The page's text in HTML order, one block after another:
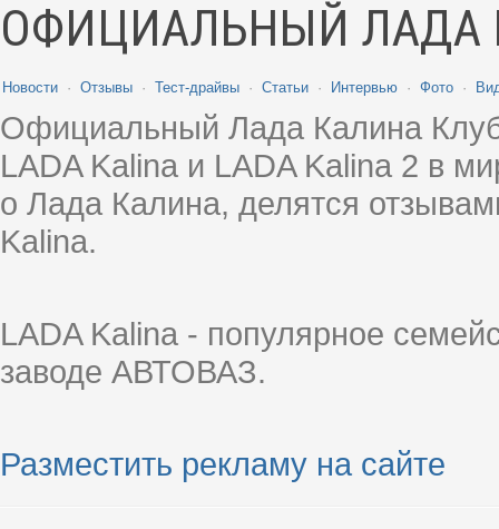
ОФИЦИАЛЬНЫЙ ЛАДА
Новости · Отзывы · Тест-драйвы · Статьи · Интервью · Фото ·
Официальный Лада Калина
LADA Kalina и LADA Kalina 2 в
о Лада Калина, делятся
Kalina.
LADA Kalina - популярное
заводе АВТОВАЗ.
Разместить рекламу на сайте